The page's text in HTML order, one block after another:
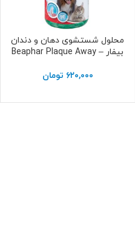
اطلاعات بیشتر
محلول شستشوی دهان و دندان
بیفار – Beaphar Plaque Away
۶۲۰,۰۰۰ تومان